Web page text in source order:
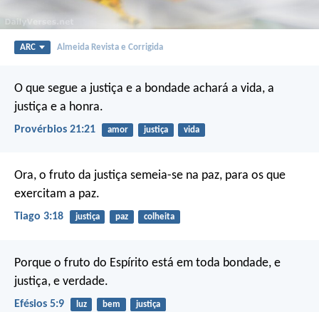
ARC Almeida Revista e Corrigida
O que segue a justiça e a bondade achará a vida, a
justiça e a honra.
Provérbios 21:21 amor justiça vida
Ora, o fruto da justiça semeia-se na paz, para os que
exercitam a paz.
Tiago 3:18 justiça paz colheita
Porque o fruto do Espírito está em toda bondade, e
justiça, e verdade.
Efésios 5:9 luz bem justiça